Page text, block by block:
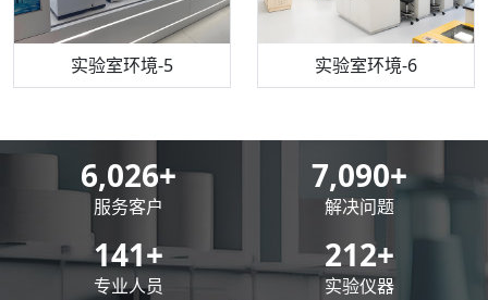
实验室环境-5 实验室环境-6
机构质检技术员-5 机构质检技术员-6
气相色谱仪 万能力学试验仪
8,500+
服务客户
10,000+
解决问题
200+
专业人员
300+
实验仪器